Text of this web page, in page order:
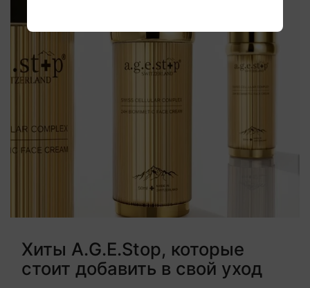
Хиты A.G.E.Stop, которые
стоит добавить в свой уход